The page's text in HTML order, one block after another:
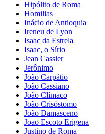
Hipólito de Roma
Homilias
Inácio de Antioquia
Ireneu de Lyon
Isaac da Estrela
Isaac, o Sírio
Jean Cassier
Jerônimo
João Carpátio
João Cassiano
João Clímaco
João Crisóstomo
João Damasceno
Joao Escoto Erigena
Justino de Roma